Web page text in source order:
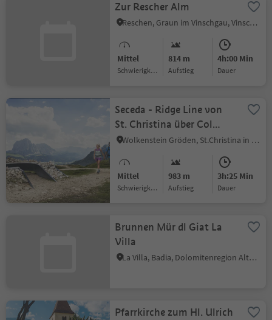
Zur Rescher Alm
Reschen, Graun im Vinschgau, Vinschgau
Mittel
Schwierigkeitsgrad
814 m
Aufstieg
4h:00 Min
Dauer
Seceda - Ridge Line von
St. Christina über Col
Raiser (Talstation) -
Wolkenstein Gröden, St.Christina in Gröden, Dolomitenregion Gröden
Mittel
Schwierigkeitsgrad
983 m
Aufstieg
3h:25 Min
Dauer
Brunnen Mür dl Giat La
Villa
La Villa, Badia, Dolomitenregion Alta Badia
Pfarrkirche zum Hl. Ulrich